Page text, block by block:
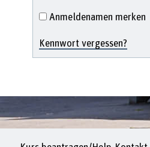
Anmeldenamen merken
Kennwort vergessen?